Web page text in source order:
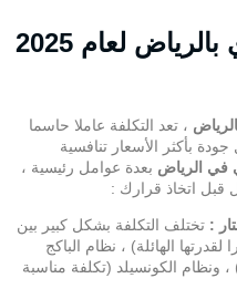
أسعار التكييف المركزي بالرياض لعام 2025
، تعد التكلفة عاملا حاسما
بأكثر الأسعار تنافسية
في الرياض بعدة عوامل رئيسية ،
قبل اتخاذ قرارك :
: تختلف التكلفة بشكل كبير بين
الهائلة) ، نظام الباكج
ونظام الكونسيلد (تكلفة مناسبة